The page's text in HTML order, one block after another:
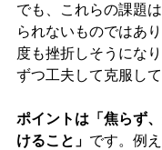
でも、これらの課題
られないものではあ
度も挫折しそうにな
ずつ工夫して克服して
ポイントは「焦らず
けること」 です。例